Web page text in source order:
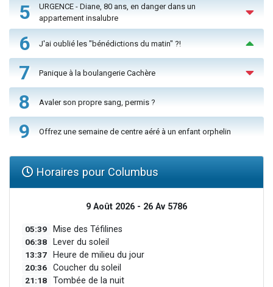
5
URGENCE - Diane, 80 ans, en danger dans un
appartement insalubre
6 J'ai oublié les "bénédictions du matin" ?!
7 Panique à la boulangerie Cachère
8 Avaler son propre sang, permis ?
9 Offrez une semaine de centre aéré à un enfant orphelin
Horaires pour Columbus
9 Août 2026 - 26 Av 5786
05:39 Mise des Téfilines
06:38 Lever du soleil
13:37 Heure de milieu du jour
20:36 Coucher du soleil
21:18 Tombée de la nuit